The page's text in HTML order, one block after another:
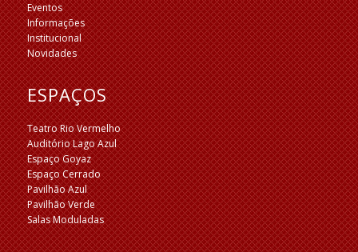
Eventos
Informações
Institucional
Novidades
ESPAÇOS
Teatro Rio Vermelho
Auditório Lago Azul
Espaço Goyaz
Espaço Cerrado
Pavilhão Azul
Pavilhão Verde
Salas Moduladas